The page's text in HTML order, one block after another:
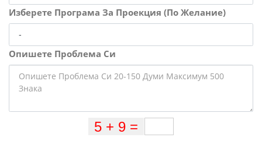
Изберете Програма За Проекция (По Желание)
Опишете Проблема Си